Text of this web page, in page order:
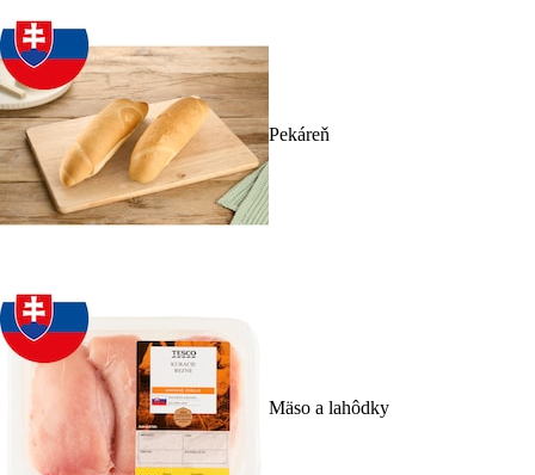
Pekáreň
Mäso a lahôdky